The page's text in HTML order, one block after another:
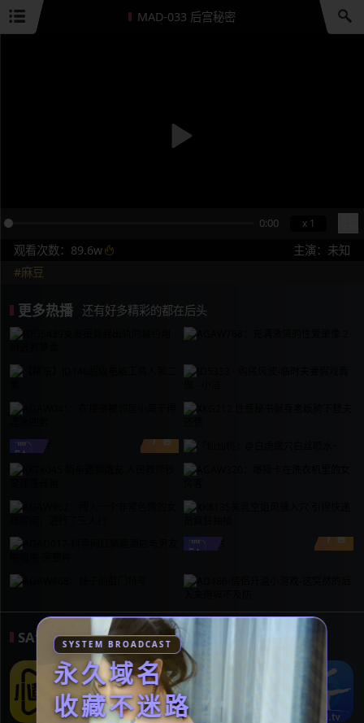
MAD-033 后宫秘密
0:00 x 1
观看次数：89.6w
主演：未知
#麻豆
更多热播 还有好多精彩的都在后头
SA合作伙伴 关注我们众多的合作伙伴
SYSTEM BROADCAST
永久域名
收藏不迷路